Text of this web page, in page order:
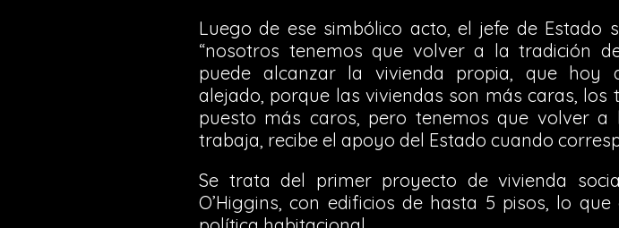
Luego de ese simbólico acto, el jefe de Estado
“nosotros tenemos que volver a la tradición
puede alcanzar la vivienda propia, que hoy
alejado, porque las viviendas son más caras,
puesto más caros, pero tenemos que volver
trabaja, recibe el apoyo del Estado cuando
Se trata del primer proyecto de vivienda
O’Higgins, con edificios de hasta 5 pisos, lo